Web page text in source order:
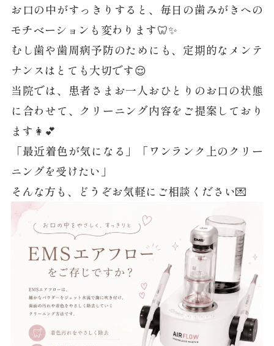
お口の中がすっきりすると、毎日の歯みがきへの
モチベーションも変わります🦷✨
むし歯や歯周病予防のためにも、定期的なメンテ
ナンスはとても大切です😌
当院では、患者さまお一人おひとりのお口の状態
に合わせて、クリーニング内容をご提案しており
ます👩💕
「最近着色が気になる」「ワンランク上のクリー
ニングを受けたい」
そんな方も、どうぞお気軽にご相談ください💌